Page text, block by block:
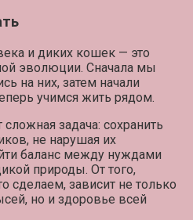
и диких кошек — это
эволюции. Сначала мы
на них, затем начали
учимся жить рядом.
задача: сохранить
не нарушая их
баланс между нуждами
природы. От того,
сделаем, зависит не только
но и здоровье всей